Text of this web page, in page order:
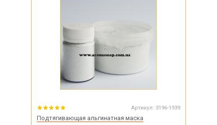
Артикул: 3196-1939
Подтягивающая альгинатная маска